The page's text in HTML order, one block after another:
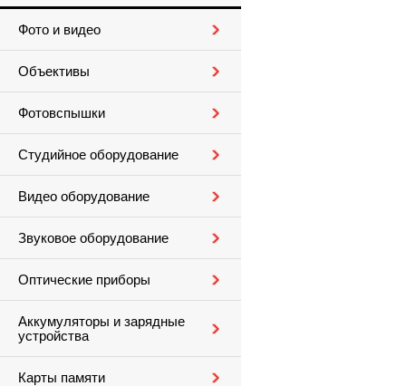
Фото и видео
Объективы
Фотовспышки
Студийное оборудование
Видео оборудование
Звуковое оборудование
Оптические приборы
Аккумуляторы и зарядные
устройства
Карты памяти